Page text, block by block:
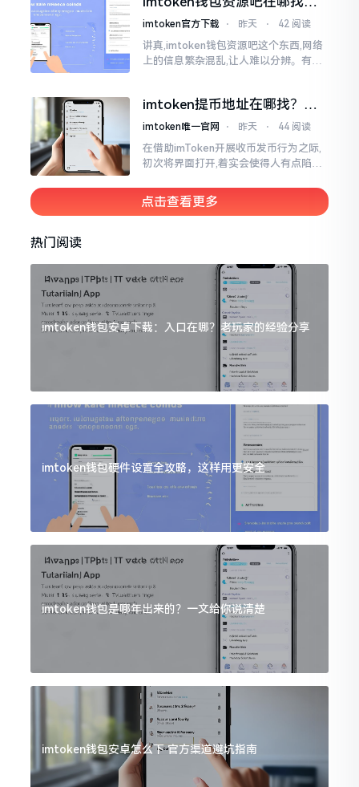
这些坑我帮你趟过
imtoken官方下载 ⋅ 昨天 ⋅ 42 阅读
讲真,imtoken钱包资源吧这个东西,网络
上的信息繁杂混乱,让人难以分辨。有的
imtoken提币地址在哪找？手
把手教你快速查看
imtoken唯一官网 ⋅ 昨天 ⋅ 44 阅读
在借助imToken开展收币发币行为之际,
初次将界面打开,着实会使得人有点陷入
于如同迷宫一样。好多人纷纷询问我
点击查看更多
热门阅读
imtoken钱包安卓下载：入口在哪？老玩家的经验分享
imtoken钱包硬件设置全攻略，这样用更安全
imtoken钱包是哪年出来的？一文给你说清楚
imtoken钱包安卓怎么下 官方渠道避坑指南